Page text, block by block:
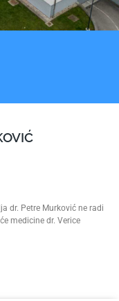
dr. Petre Murković ne radi
medicine dr. Verice